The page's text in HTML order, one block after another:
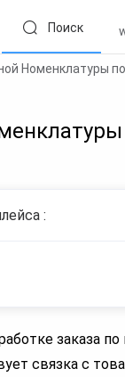
Поиск
Номенклатуры
:
заказа по
связка с